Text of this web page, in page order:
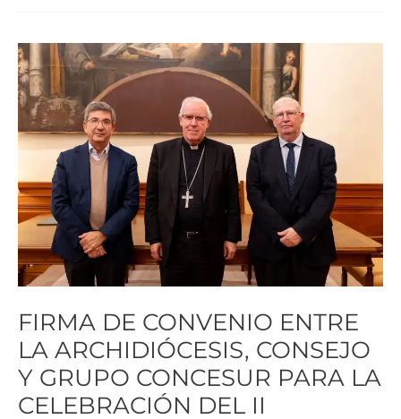
FIRMA DE CONVENIO ENTRE
LA ARCHIDIÓCESIS, CONSEJO
Y GRUPO CONCESUR PARA LA
CELEBRACIÓN DEL II
FIRMA
DE
CONVENIO
ENTRE
LA
ARCHIDIÓCESIS,
CONSEJO
Y
GRUPO
CONCESUR
LA
CELEBRACIÓN
DEL
II